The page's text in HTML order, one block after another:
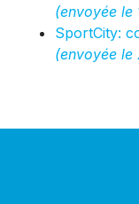
(envoyée le
SportCity:
(envoyée le